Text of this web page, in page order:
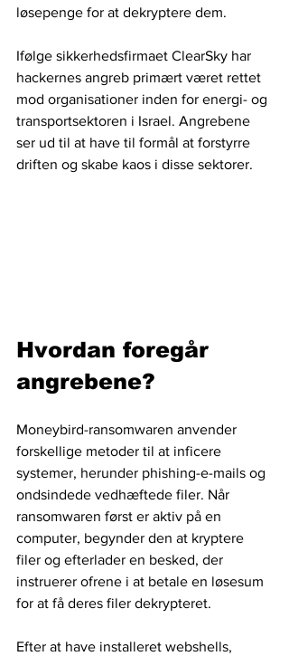
løsepenge for at dekryptere dem.
Ifølge sikkerhedsfirmaet ClearSky har
hackernes angreb primært været rettet
mod organisationer inden for energi- og
transportsektoren i Israel. Angrebene
ser ud til at have til formål at forstyrre
driften og skabe kaos i disse sektorer.
Hvordan foregår
angrebene?
Moneybird-ransomwaren anvender
forskellige metoder til at inficere
systemer, herunder phishing-e-mails og
ondsindede vedhæftede filer. Når
ransomwaren først er aktiv på en
computer, begynder den at kryptere
filer og efterlader en besked, der
instruerer ofrene i at betale en løsesum
for at få deres filer dekrypteret.
Efter at have installeret webshells,